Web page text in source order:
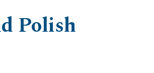
Polish